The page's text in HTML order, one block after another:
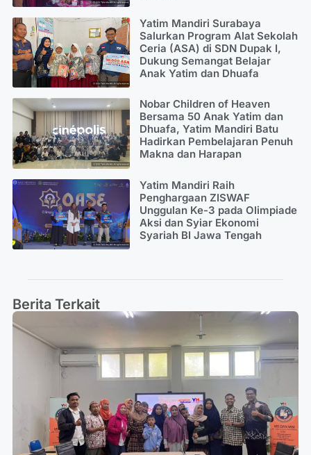
Yatim Mandiri Surabaya
Salurkan Program Alat Sekolah
Ceria (ASA) di SDN Dupak I,
Dukung Semangat Belajar
Anak Yatim dan Dhuafa
Nobar Children of Heaven
Bersama 50 Anak Yatim dan
Dhuafa, Yatim Mandiri Batu
Hadirkan Pembelajaran Penuh
Makna dan Harapan
Yatim Mandiri Raih
Penghargaan ZISWAF
Unggulan Ke-3 pada Olimpiade
Aksi dan Syiar Ekonomi
Syariah BI Jawa Tengah
Berita Terkait